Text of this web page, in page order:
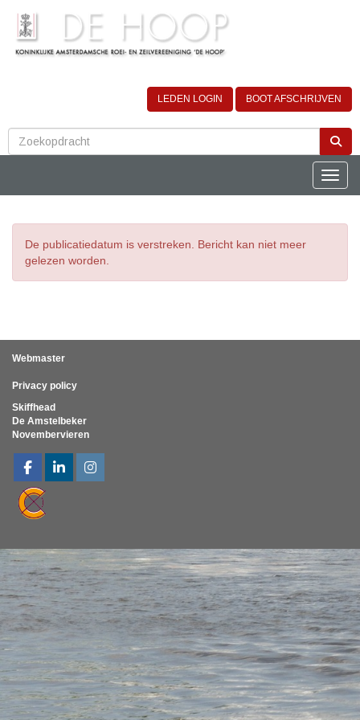
LEDEN LOGIN BOOT AFSCHRIJVEN
De publicatiedatum is verstreken. Bericht kan niet meer
gelezen worden.
Webmaster
Privacy policy
Skiffhead
De Amstelbeker
Novembervieren